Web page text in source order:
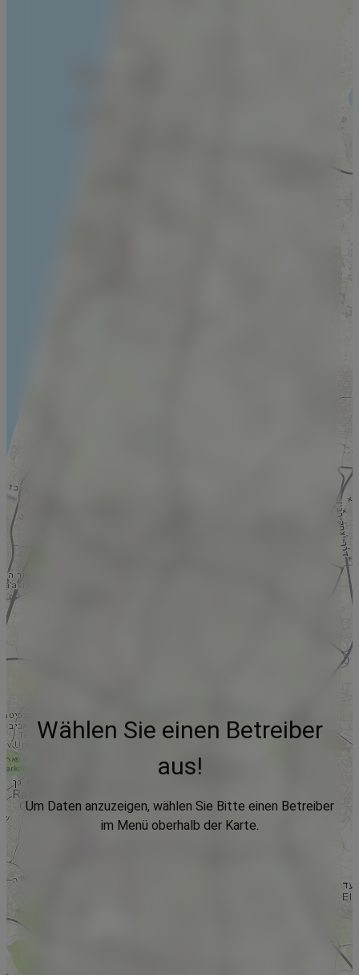
Wählen Sie einen Betreiber
aus!
Um Daten anzuzeigen, wählen Sie Bitte einen Betreiber
im Menü oberhalb der Karte.